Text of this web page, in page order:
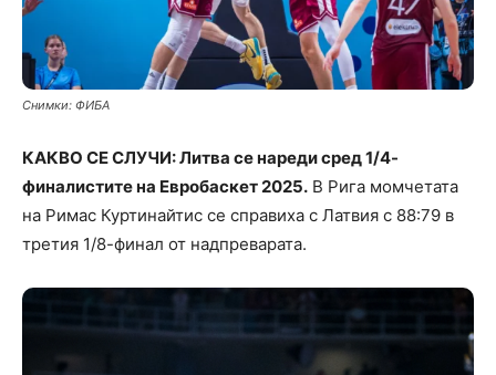
Снимки: ФИБА
КАКВО СЕ СЛУЧИ: Литва се нареди сред 1/4-
финалистите на Евробаскет 2025. В Рига момчетата
на Римас Куртинайтис се справиха с Латвия с 88:79 в
третия 1/8-финал от надпреварата.